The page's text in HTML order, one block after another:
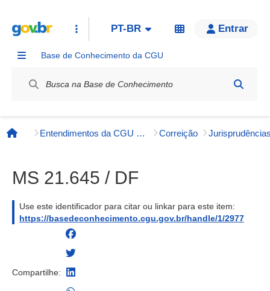
PT-BR Entrar
Base de Conhecimento da CGU
Página inicial
Entendimentos da CGU e órgãos externos Correição
MS 21.645 / DF
Use este identificador para citar ou linkar para este item:
https://basedeconhecimento.cgu.gov.br/handle/1/2977
Compartilhe: